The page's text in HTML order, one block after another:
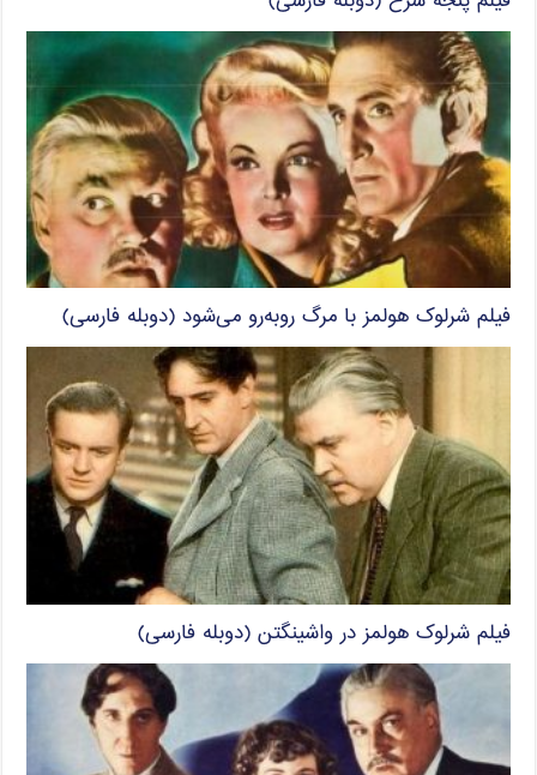
فیلم شرلوک هولمز با مرگ روبه‌رو می‌شود (دوبله فارسی)
فیلم شرلوک هولمز در واشینگتن (دوبله فارسی)